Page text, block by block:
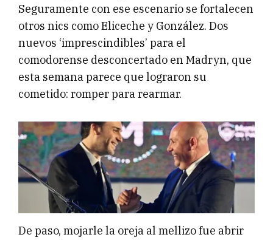
Seguramente con ese escenario se fortalecen
otros nics como Eliceche y González. Dos
nuevos ‘imprescindibles’ para el
comodorense desconcertado en Madryn, que
esta semana parece que lograron su
cometido: romper para rearmar.
De paso, mojarle la oreja al mellizo fue abrir